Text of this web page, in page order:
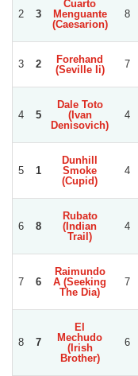
2 3
Cuarto
Menguante
(Caesarion)
8
3 2
Forehand
(Seville Ii)
7
4 5
Dale Toto
(Ivan
Denisovich)
4
5 1
Dunhill
Smoke
(Cupid)
4
6 8
Rubato
(Indian
Trail)
4
7 6
Raimundo
A (Seeking
The Dia)
7
8 7
El
Mechudo
(Irish
Brother)
6